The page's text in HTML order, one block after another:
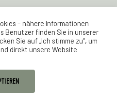
– nähere Informationen
Benutzer finden Sie in unserer
Sie auf „Ich stimme zu“, um
direkt unsere Website